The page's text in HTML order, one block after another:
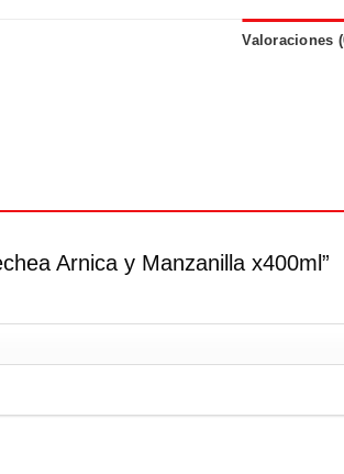
Valoraciones
Arnica y Manzanilla x400ml”